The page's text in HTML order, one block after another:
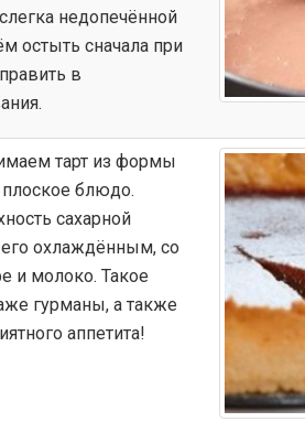
недопечённой
остыть сначала при
в
тарт из формы
блюдо.
сахарной
охлаждённым, со
и молоко. Такое
гурманы, а также
аппетита!